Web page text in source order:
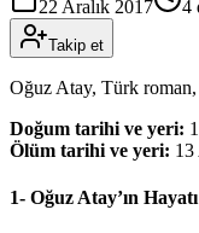
22 Aralık 2017
4
Takip et
Oğuz Atay, Türk
Doğum tarihi ve yeri:
Ölüm tarihi ve yeri: 13
1- Oğuz Atay’ın Hayatı